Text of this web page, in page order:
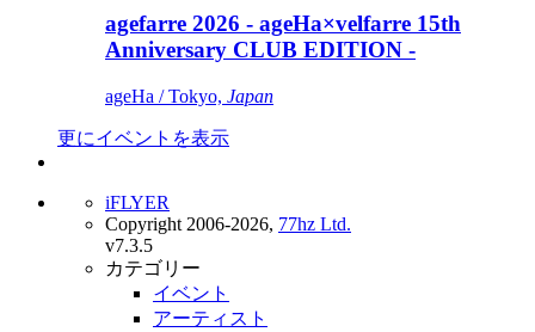
agefarre 2026 - ageHa×velfarre 15th
Anniversary CLUB EDITION -
ageHa / Tokyo, Japan
更にイベントを表示
iFLYER
Copyright 2006-2026, 77hz Ltd.
v7.3.5
カテゴリー
イベント
アーティスト